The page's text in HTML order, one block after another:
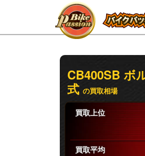
CB400SB ボ
式 の買取相場
買取上位
買取平均